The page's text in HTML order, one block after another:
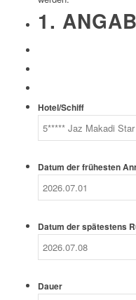
1.
Hotel/Schiff
Datum der frühesten
Datum der spätestens
Dauer